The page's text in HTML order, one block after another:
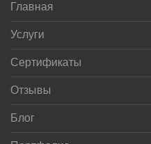
Главная
Услуги
Сертификаты
Отзывы
Блог